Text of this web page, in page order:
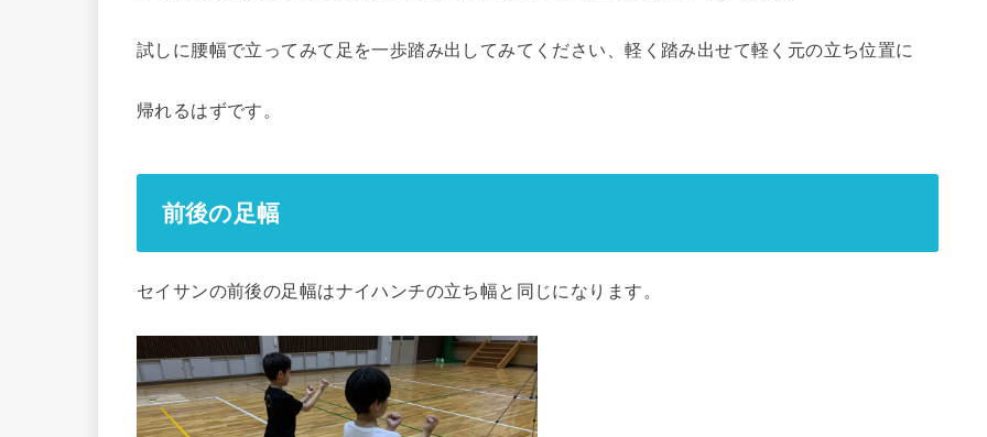
試しに腰幅で立ってみて足を一歩踏み出してみてください、軽く踏み出せて軽く元の立ち位置に
帰れるはずです。
前後の足幅
セイサンの前後の足幅はナイハンチの立ち幅と同じになります。